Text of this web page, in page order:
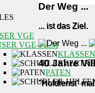
Der Weg ...
... ist das Ziel.
40 Jahre
"Hofdienst"
VGE
VGE-FILM
KLASSEN
PATEN